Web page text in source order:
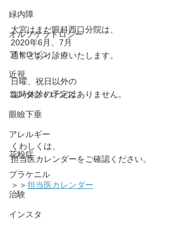
緑内障
オルソケラトロジー
アトロピン
近視
コンタクトレンズ
眼瞼下垂
アレルギー
花粉症
プラケニル
治験
インスタ
大宮はまだ眼科西口分院は、
2020年6月、7月
通常どおり診療いたします。
日曜、祝日以外の
臨時休診の予定はありません。
くわしくは、
担当医カレンダーをご確認ください。
＞＞担当医カレンダー